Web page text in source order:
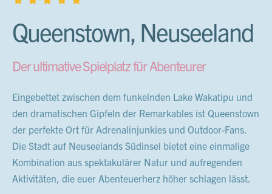
Queenstown, Neuseeland
Der ultimative Spielplatz für Abenteurer
Eingebettet zwischen dem funkelnden Lake Wakatipu und
den dramatischen Gipfeln der Remarkables ist Queenstown
der perfekte Ort für Adrenalinjunkies und Outdoor-Fans.
Die Stadt auf Neuseelands Südinsel bietet eine einmalige
Kombination aus spektakulärer Natur und aufregenden
Aktivitäten, die euer Abenteuerherz höher schlagen lässt.